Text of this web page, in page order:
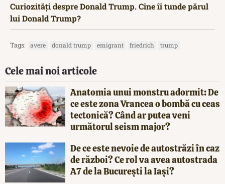
Curiozități despre Donald Trump. Cine îi tunde părul
lui Donald Trump?
Tags: avere donald trump emigrant friedrich trump
Cele mai noi articole
Anatomia unui monstru adormit: De
ce este zona Vrancea o bombă cu ceas
tectonică? Când ar putea veni
următorul seism major?
De ce este nevoie de autostrăzi în caz
de război? Ce rol va avea autostrada
A7 de la București la Iași?